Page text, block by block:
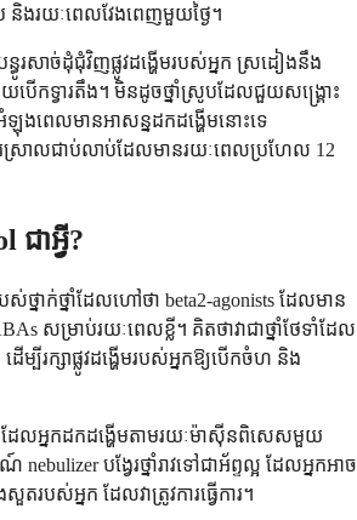
និងរយៈពេលវែងពេញមួយថ្ងៃ។
ន្ធូរសាច់ដុំជុំវិញផ្លូវដង្ហើមរបស់អ្នក ស្រដៀងនឹង
បើកទ្វារតឹង។ មិនដូចថ្នាំស្រូបដែលជួយសង្គ្រោះ
ឡុងពេលមានអាសន្នដកដង្ហើមនោះទេ
រស្រាលជាប់លាប់ដែលមានរយៈពេលប្រហែល 12
ជាអ្វី?
ស់ថ្នាក់ថ្នាំដែលហៅថា beta2-agonists ដែលមាន
សម្រាប់រយៈពេលខ្លី។ គិតថាវាជាថ្នាំថែទាំដែល
បីរក្សាផ្លូវដង្ហើមរបស់អ្នកឱ្យបើកចំហ និង
ដែលអ្នកដកដង្ហើមតាមរយៈម៉ាស៊ីនពិសេសមួយ
បង្វែរថ្នាំរាវទៅជាអ័ព្ទល្អ ដែលអ្នកអាច
បស់អ្នក ដែលវាត្រូវការធ្វើការ។